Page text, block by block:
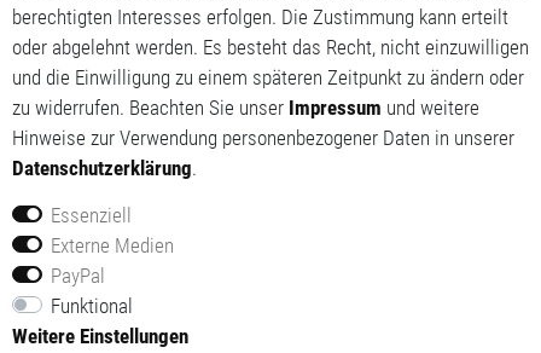
Widerrufs­recht
berechtigten Interesses erfolgen. Die Zustimmung kann erteilt
oder abgelehnt werden. Es besteht das Recht, nicht einzuwilligen
und die Einwilligung zu einem späteren Zeitpunkt zu ändern oder
zu widerrufen. Beachten Sie unser Impressum und weitere
Hinweise zur Verwendung personenbezogener Daten in unserer
Daten­schutz­erklärung.
Essenziell
Externe Medien
PayPal
Funktional
Weitere Einstellungen